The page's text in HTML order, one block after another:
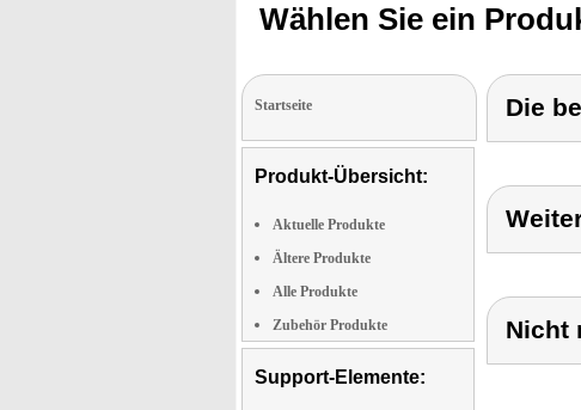
Wählen Sie ein
Startseite
Produkt-Übersicht:
Aktuelle Produkte
Ältere Produkte
Alle Produkte
Zubehör Produkte
Support-Elemente:
Die
Nicht